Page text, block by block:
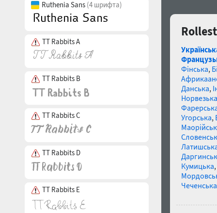
Ruthenia Sans (4 шрифта)
TT Rabbits A
TT Rabbits B
TT Rabbits C
TT Rabbits D
TT Rabbits E
Фінська,
Данська,
Норвезька
Угорська,
Кумицька,
Чеченська